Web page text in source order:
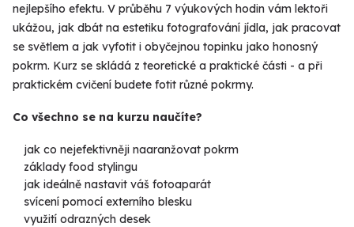
nejlepšího efektu. V průběhu 7 výukových hodin vám lektoři
ukážou, jak dbát na estetiku fotografování jídla, jak pracovat
se světlem a jak vyfotit i obyčejnou topinku jako honosný
pokrm. Kurz se skládá z teoretické a praktické části - a při
praktickém cvičení budete fotit různé pokrmy.
Co všechno se na kurzu naučíte?
jak co nejefektivněji naaranžovat pokrm
základy food stylingu
jak ideálně nastavit váš fotoaparát
svícení pomocí externího blesku
využití odrazných desek